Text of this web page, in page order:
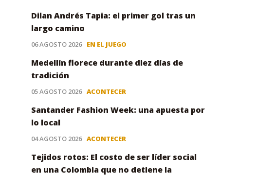
Dilan Andrés Tapia: el primer gol tras un
largo camino
06 AGOSTO 2026 EN EL JUEGO
Medellín florece durante diez días de
tradición
05 AGOSTO 2026 ACONTECER
Santander Fashion Week: una apuesta por
lo local
04 AGOSTO 2026 ACONTECER
Tejidos rotos: El costo de ser líder social
en una Colombia que no detiene la